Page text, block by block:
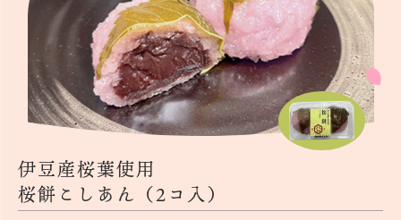
伊豆産桜葉使用
桜餅こしあん（2コ入）